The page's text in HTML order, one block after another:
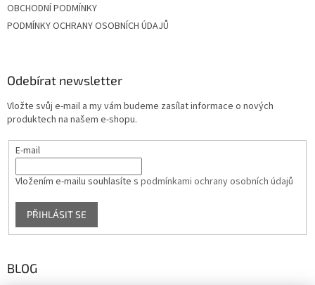
OBCHODNÍ PODMÍNKY
PODMÍNKY OCHRANY OSOBNÍCH ÚDAJŮ
Odebírat newsletter
Vložte svůj e-mail a my vám budeme zasílat informace o nových
produktech na našem e-shopu.
E-mail
Vložením e-mailu souhlasíte s podmínkami ochrany osobních údajů
PŘIHLÁSIT SE
BLOG